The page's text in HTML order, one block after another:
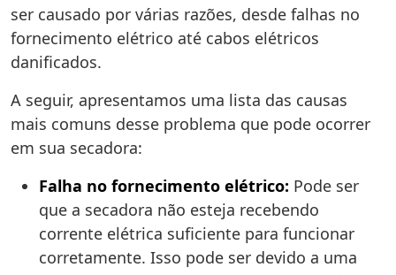
ser causado por várias razões, desde falhas no
fornecimento elétrico até cabos elétricos
danificados.
A seguir, apresentamos uma lista das causas
mais comuns desse problema que pode ocorrer
em sua secadora:
Falha no fornecimento elétrico: Pode ser
que a secadora não esteja recebendo
corrente elétrica suficiente para funcionar
corretamente. Isso pode ser devido a uma